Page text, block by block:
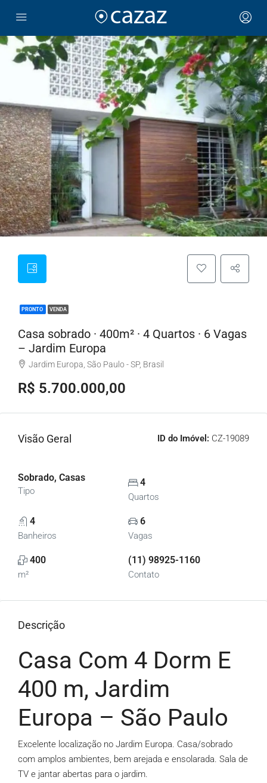
PRONTO VENDA
Casa sobrado · 400m² · 4 Quartos · 6 Vagas
– Jardim Europa
Jardim Europa, São Paulo - SP, Brasil
R$ 5.700.000,00
Visão Geral ID do Imóvel: CZ-19089
Sobrado, Casas
Tipo
4
Quartos
4
Banheiros
6
Vagas
400
m²
(11) 98925-1160
Contato
Descrição
Casa Com 4 Dorm E
400 m, Jardim
Europa – São Paulo
Excelente localização no Jardim Europa. Casa/sobrado
com amplos ambientes, bem arejada e ensolarada. Sala de
TV e jantar abertas para o jardim.